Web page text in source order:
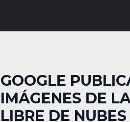
GOOGLE
IMÁGENES DE
LIBRE DE NUBES